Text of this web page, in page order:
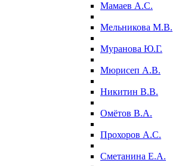
Мамаев А.С.
Мельникова М.В.
Муранова Ю.Г.
Мюрисеп А.В.
Никитин В.В.
Омётов В.А.
Прохоров А.С.
Сметанина Е.А.